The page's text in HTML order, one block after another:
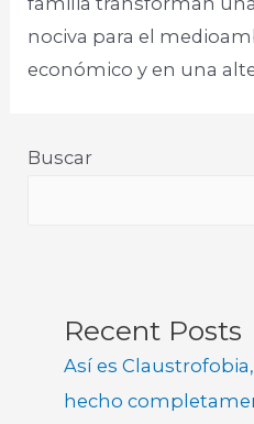
nociva para el
económico y en una
Buscar
Recent Posts
Así es
hecho